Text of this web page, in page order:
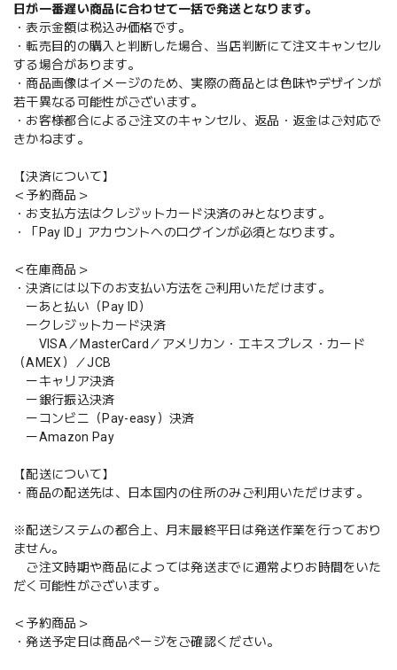
日が一番遅い商品に合わせて一括で発送となります。
・表示金額は税込み価格です。
・転売目的の購入と判断した場合、当店判断にて注文キャンセル
する場合があります。
・商品画像はイメージのため、実際の商品とは色味やデザインが
若干異なる可能性がございます。
・お客様都合によるご注文のキャンセル、返品・返金はご対応で
きかねます。
【決済について】
＜予約商品＞
・お支払方法はクレジットカード決済のみとなります。
・「Pay ID」アカウントへのログインが必須となります。
＜在庫商品＞
・決済には以下のお支払い方法をご利用いただけます。
ーあと払い（Pay ID）
ークレジットカード決済
VISA／MasterCard／アメリカン・エキスプレス・カード
（AMEX）／JCB
ーキャリア決済
ー銀行振込決済
ーコンビニ（Pay-easy）決済
ーAmazon Pay
【配送について】
・商品の配送先は、日本国内の住所のみご利用いただけます。
※配送システムの都合上、月末最終平日は発送作業を行っており
ません。
ご注文時期や商品によっては発送までに通常よりお時間をいた
だく可能性がございます。
＜予約商品＞
・発送予定日は商品ページをご確認ください。